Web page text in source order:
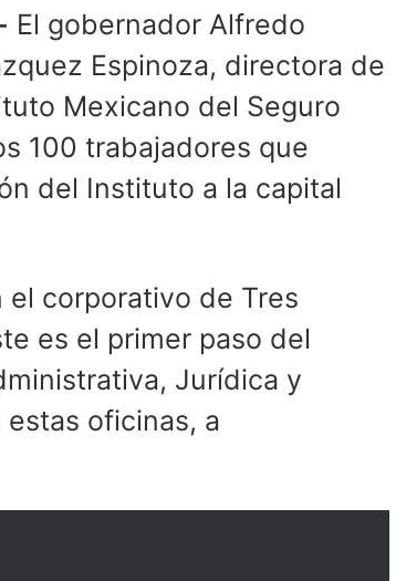
El gobernador Alfredo
Espinoza, directora de
Mexicano del Seguro
100 trabajadores que
del Instituto a la capital
corporativo de Tres
es el primer paso del
Jurídica y
oficinas, a